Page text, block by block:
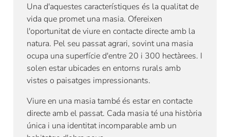
Una d'aquestes característiques és la qualitat de
vida que promet una masia. Ofereixen
l'oportunitat de viure en contacte directe amb la
natura. Pel seu passat agrari, sovint una masia
ocupa una superfície d'entre 20 i 300 hectàrees. I
solen estar ubicades en entorns rurals amb
vistes o paisatges impressionants.
Viure en una masia també és estar en contacte
directe amb el passat. Cada masia té una història
única i una identitat incomparable amb un